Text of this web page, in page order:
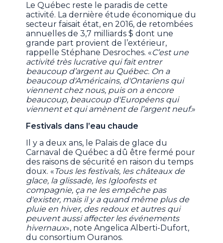
Le Québec reste le paradis de cette
activité. La dernière étude économique du
secteur faisait état, en 2016, de retombées
annuelles de 3,7 milliards $ dont une
grande part provient de l’extérieur,
rappelle Stéphane Desroches. «C’est une
activité très lucrative qui fait entrer
beaucoup d’argent au Québec. On a
beaucoup d'Américains, d'Ontariens qui
viennent chez nous, puis on a encore
beaucoup, beaucoup d'Européens qui
viennent et qui amènent de l’argent neuf.»
Festivals dans l’eau chaude
Il y a deux ans, le Palais de glace du
Carnaval de Québec a dû être fermé pour
des raisons de sécurité en raison du temps
doux. «Tous les festivals, les châteaux de
glace, la glissade, les Igloofests et
compagnie, ça ne les empêche pas
d'exister, mais il y a quand même plus de
pluie en hiver, des redoux et autres qui
peuvent aussi affecter les événements
hivernaux», note Angelica Alberti-Dufort,
du consortium Ouranos.